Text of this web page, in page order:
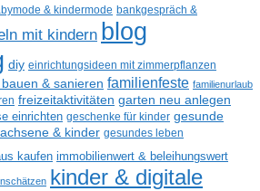
& kindermode bankgespräch &
mit kindern blog
diy einrichtungsideen mit zimmerpflanzen
& sanieren familienfeste familienurlaub
freizeitaktivitäten garten neu anlegen
einrichten geschenke für kinder gesunde
& kinder gesundes leben
kaufen immobilienwert & beleihungswert
kinder & digitale